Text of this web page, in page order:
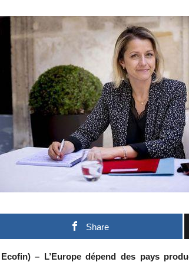
Share
– L’Europe dépend des pays